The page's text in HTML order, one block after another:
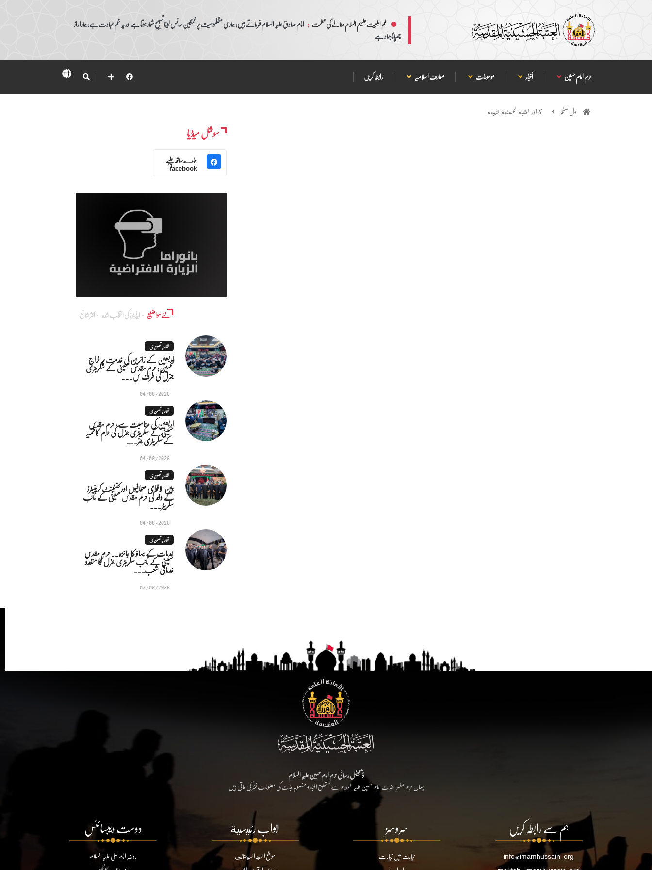
غم اہلبیت علیہم السلام منانے کی عظمت : امام صادق علیہ السلام فرماتے ہیں: ہماری مظلمومیت پر غمگین سانس لینا تسبیح شمار ہوتا ہے اور یہ غم عبادت ہے، ہمارا راز
چھپانا جہاد ہے
حرم امام حسین أخبار موسوعات معارف اسلامیہ رابطہ کریں
اول صفحہ كوادر العتبة الحسينية الطبية
سوشل میڈیا
ہمارے ساتھ چلیے
facebook
نئے مواضیع ایڈٰیٹرز کی انتخاب شدہ اکثر شائع
تقاریر تصویری
اربعین کے زائرین کی خدمت پر خراجِ
تحسین: حرم مقدس حسینی کے سکریٹری
جنرل کی طرف س...
04/08/2026
تقاریر تصویری
اربعین کی مناسبت سے: حرم مقدس
حسینی کے سکریٹری جنرل کی حرم کاظمیہ
کے سکریٹری جنر...
04/08/2026
تقاریر تصویری
بین الاقوامی صحافیوں اور کنٹینٹ کریئیٹرز
کے وفد کی حرم مقدس حسینی کے نائب
سکریٹر...
04/08/2026
تقاریر تصویری
خدمات کے بہاؤ کا جائزہ.. حرم مقدس
حسینی کے نائب سکریٹری جنرل کا متعدد
خدماتی شعب...
03/08/2026
ڈیجیٹل رسائی حرم امام حسین علیہ السلام
یہاں حرم مطہر حضرت امام حسین علیہ السلام سے متعلق اخبار و منصوبہ جات کی معلومات نشر کی جاتی ہیں
ہم سے رابطہ کریں
info@imamhussain.org
سروسز
نیابت میں زیارت
ابواب رئيسية
موقع السيد السيستاني
دوست ویبسائٹس
روضہ امام علی علیہ السلام